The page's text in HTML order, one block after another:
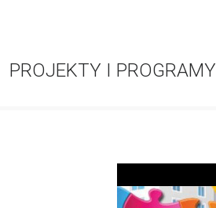
PROJEKTY I PROGRAMY